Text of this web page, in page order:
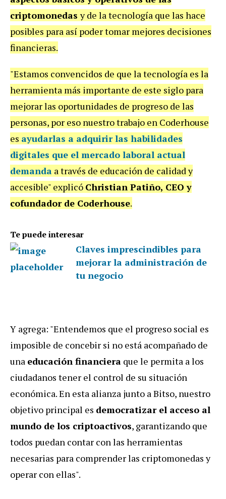
criptomonedasy de la tecnología que las hace
posibles para así poder tomar mejores decisiones
financieras.
"Estamos convencidos de que la tecnología es la
herramienta más importante de este siglo para
mejorar las oportunidades de progreso de las
personas, por eso nuestro trabajo en Coderhouse
es ayudarlas a adquirir las habilidades
digitales que el mercado laboral actual
demanda a través de educación de calidad y
accesible" explicó Christian Patiño, CEO y
cofundador de Coderhouse.
Te puede interesar
Claves imprescindibles para
mejorar la administración de
tu negocio
Y agrega: "Entendemos que el progreso social es
imposible de concebir si no está acompañado de
una educación financiera que le permita a los
ciudadanos tener el control de su situación
económica. En esta alianza junto a Bitso, nuestro
objetivo principal es democratizar el acceso al
mundo de los criptoactivos, garantizando que
todos puedan contar con las herramientas
necesarias para comprender las criptomonedas y
operar con ellas".